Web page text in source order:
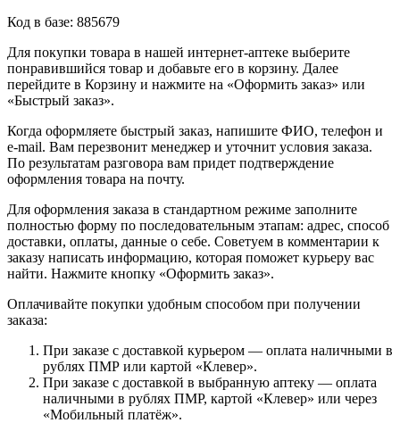
Код в базе: 885679
Для покупки товара в нашей интернет-аптеке выберите
понравившийся товар и добавьте его в корзину. Далее
перейдите в Корзину и нажмите на «Оформить заказ» или
«Быстрый заказ».
Когда оформляете быстрый заказ, напишите ФИО, телефон и
e-mail. Вам перезвонит менеджер и уточнит условия заказа.
По результатам разговора вам придет подтверждение
оформления товара на почту.
Для оформления заказа в стандартном режиме заполните
полностью форму по последовательным этапам: адрес, способ
доставки, оплаты, данные о себе. Советуем в комментарии к
заказу написать информацию, которая поможет курьеру вас
найти. Нажмите кнопку «Оформить заказ».
Оплачивайте покупки удобным способом при получении
заказа:
При заказе с доставкой курьером — оплата наличными в
рублях ПМР или картой «Клевер».
При заказе с доставкой в выбранную аптеку — оплата
наличными в рублях ПМР, картой «Клевер» или через
«Мобильный платёж».